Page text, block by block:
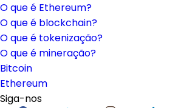
O que é Ethereum?
O que é blockchain?
O que é tokenização?
O que é mineração?
Bitcoin
Ethereum
Siga-nos